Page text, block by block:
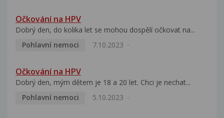
Očkování na HPV
Dobrý den, do kolika let se mohou dospělí očkovat na...
Pohlavní nemoci
7.10.2023
Očkování na HPV
Dobrý den, mým dětem je 18 a 20 let. Chci je nechat...
Pohlavní nemoci
5.10.2023